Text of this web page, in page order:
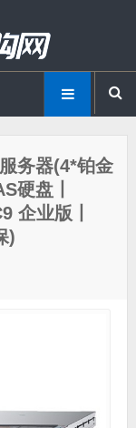
务器(4*铂金
硬盘丨
企业版丨
)